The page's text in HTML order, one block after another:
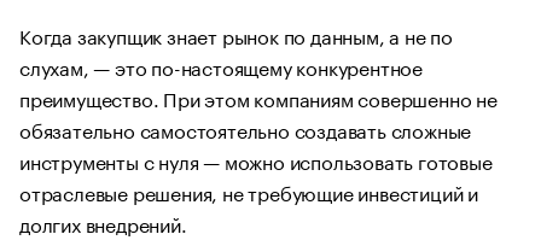
Когда закупщик знает рынок по данным, а не по
слухам, — это по-настоящему конкурентное
преимущество. При этом компаниям совершенно не
обязательно самостоятельно создавать сложные
инструменты с нуля — можно использовать готовые
отраслевые решения, не требующие инвестиций и
долгих внедрений.